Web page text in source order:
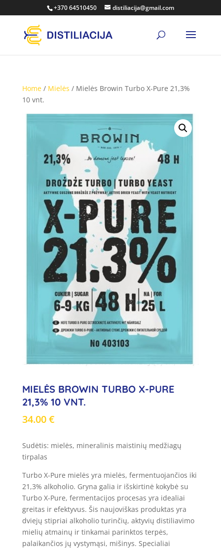
+370 64510450 distiliacija@gmail.com
Home/ Mielės / Mielės Browin Turbo X-Pure 21,3%
10 vnt.
MIELĖS BROWIN TURBO X-PURE
21,3% 10 VNT.
34.00€
Sudėtis: mielės, mineralinis maistinių medžiagų
tirpalas
Turbo X-Pure mielės yra mielės, fermentuojančios iki
21,3% alkoholio. Gryna galia ir išskirtinė kokybė su
Turbo X-Pure, fermentacijos procesas yra idealiai
greitas ir efektyvus. Šis naujoviškas produktas yra
dviejų stipriai alkoholio turinčių, aktyvių distiliavimo
mielių atmainų ir tinkamai parinktos terpės,
palaikančios jų vystymąsi, mišinys. Specialiai